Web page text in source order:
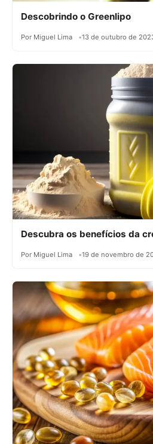
Descobrindo o Greenlipo
Por Miguel Lima 13 de outubro de
Descubra os benefícios da
Por Miguel Lima 19 de novembro de